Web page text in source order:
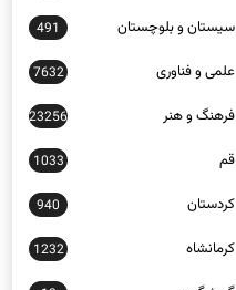
سمنان 1185
سیستان و بلوچستان 491
علمی و فناوری 7632
فرهنگ و هنر 23256
قم 1033
کردستان 940
کرمانشاه 1232